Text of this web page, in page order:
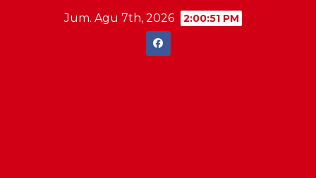
Jum. Agu 7th, 2026 2:00:52 PM